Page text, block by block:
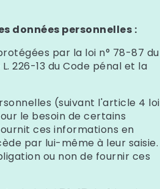
données personnelles :
par la loi n° 78-87 du
226-13 du Code pénal et la
(suivant l'article 4 loi
le besoin de certains
ces informations en
par lui-même à leur saisie.
ou non de fournir ces